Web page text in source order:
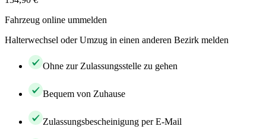
Fahrzeug online ummelden
Halterwechsel oder Umzug in einen anderen Bezirk melden
Ohne zur Zulassungsstelle zu gehen
Bequem von Zuhause
Zulassungsbescheinigung per E-Mail